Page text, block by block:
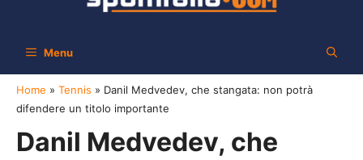
Menu
Home » Tennis » Danil Medvedev, che stangata: non potrà
difendere un titolo importante
Danil Medvedev, che